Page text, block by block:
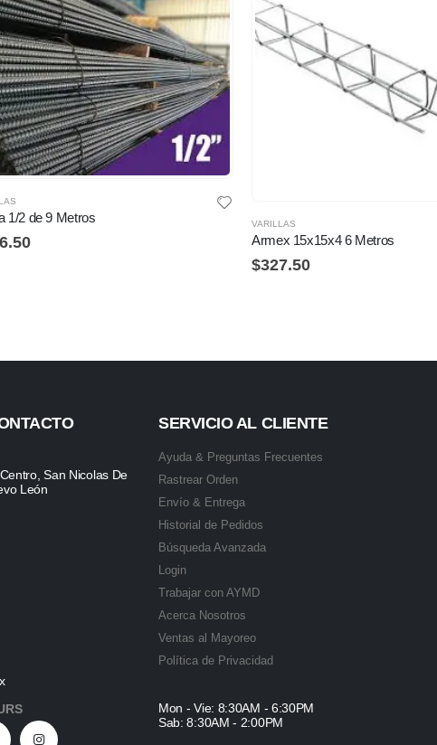
1/2 de 9 Metros VARILLAS
Armex 15x15x4 6 Metros
$327.50
San Nicolas De
León
SERVICIO AL CLIENTE
Ayuda & Preguntas Frecuentes
Rastrear Orden
Envío & Entrega
Historial de Pedidos
Búsqueda Avanzada
Login
Trabajar con AYMD
Acerca Nosotros
Ventas al Mayoreo
Política de Privacidad
Mon - Vie: 8:30AM - 6:30PM
Sab: 8:30AM - 2:00PM